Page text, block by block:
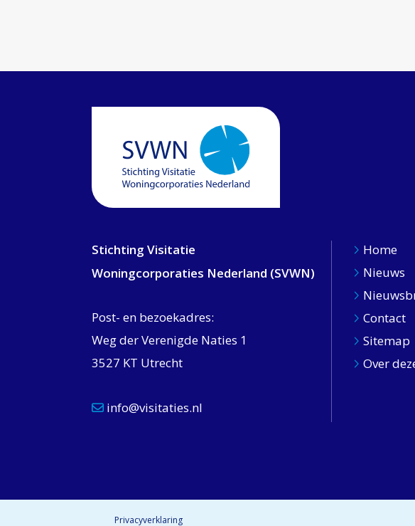
Stichting Visitatie
Woningcorporaties Nederland (SVWN)
Post- en bezoekadres:
Weg der Verenigde Naties 1
3527 KT Utrecht
info@visitaties.nl
Home
Nieuws
Contact
Sitemap
Over
Privacyverklaring